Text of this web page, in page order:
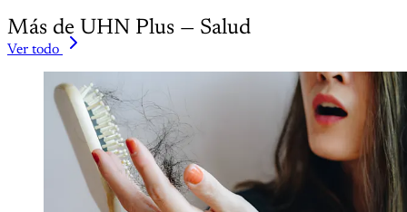
Más de UHN Plus — Salud
Ver todo